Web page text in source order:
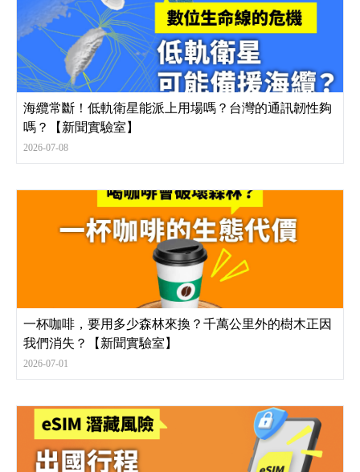
海纜常斷！低軌衛星能派上用場嗎？台灣的通訊韌性夠
嗎？【新聞實驗室】
2026-07-08
一杯咖啡，要用多少森林來換？千萬公里外的樹木正因
我們消失？【新聞實驗室】
2026-07-01